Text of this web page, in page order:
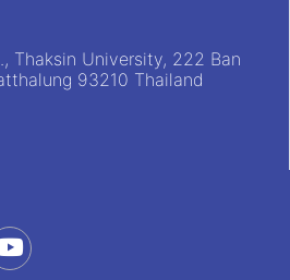
Thaksin University, 222 Ban
93210 Thailand